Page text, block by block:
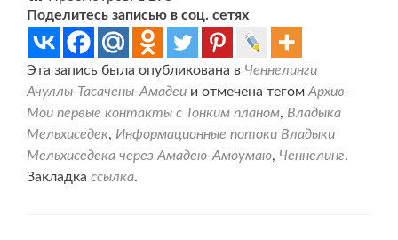
Поделитесь записью в соц. сетях
Эта запись была опубликована в Ченнелинги
Ачуллы-Тасачены-Амадеи и отмечена тегом Архив-
Мои первые контакты с Тонким планом, Владыка
Мельхиседек, Информационные потоки Владыки
Мельхиседека через Амадею-Амоумаю, Ченнелинг.
Закладка ссылка.